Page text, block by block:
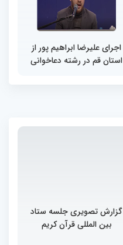
اجرای علیرضا ابراهیم پور از
استان قم در رشته دعاخوانی
گزارش تصویری جلسه ستاد
بین المللی قرآن کریم